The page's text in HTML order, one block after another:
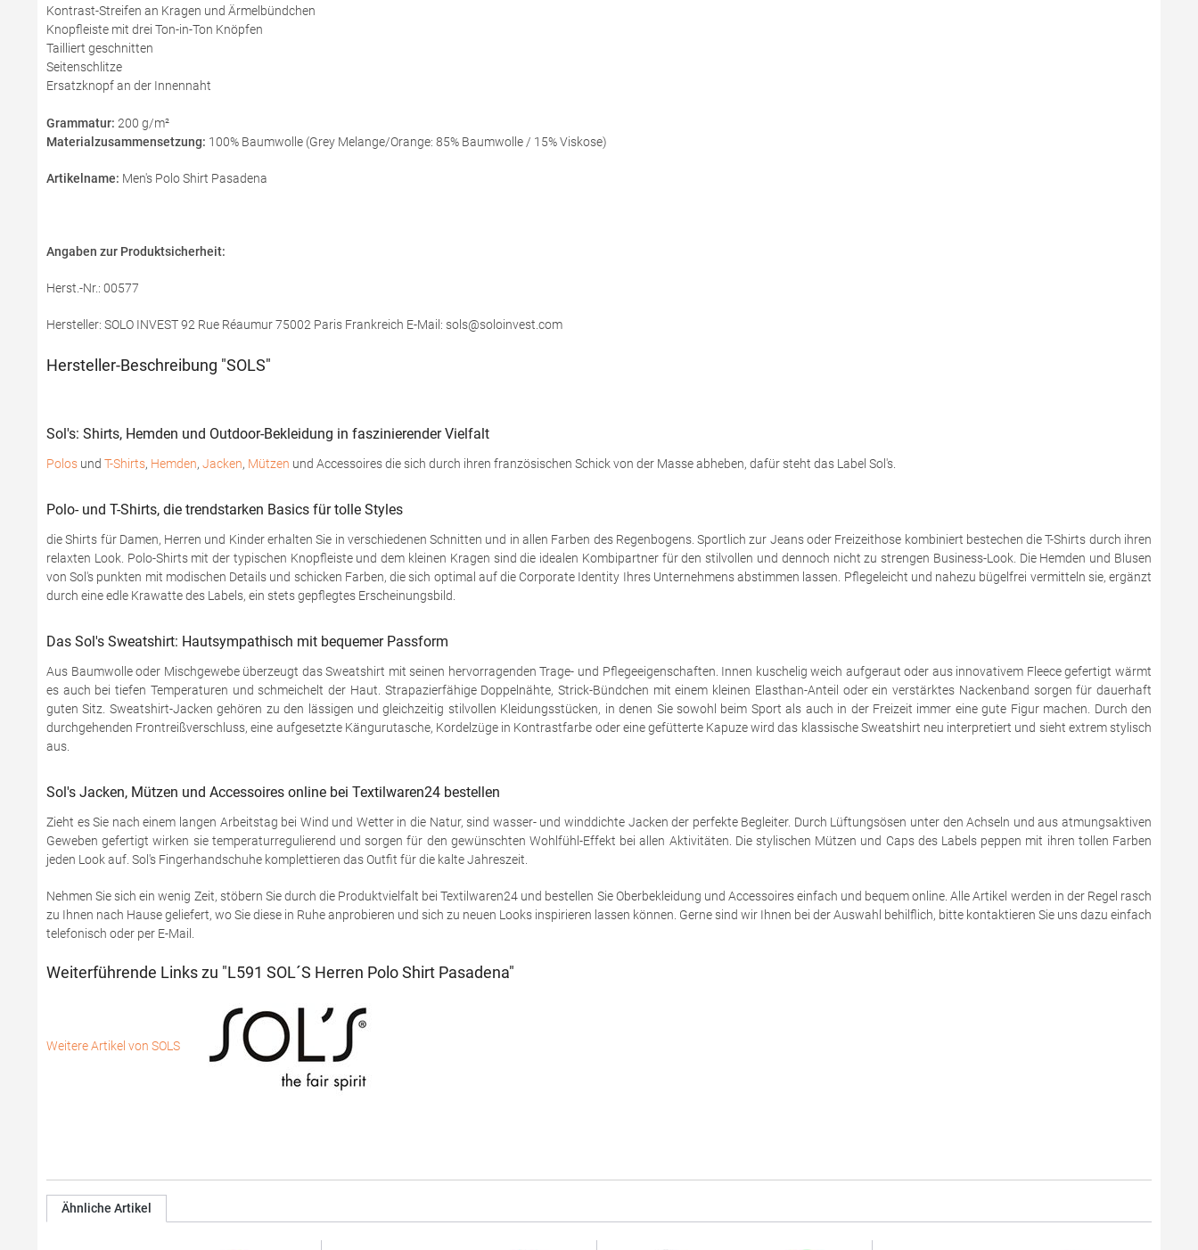
Kontrast-Streifen an Kragen und Ärmelbündchen
Knopfleiste mit drei Ton-in-Ton Knöpfen
Tailliert geschnitten
Seitenschlitze
Ersatzknopf an der Innennaht
Grammatur: 200 g/m²
Materialzusammensetzung: 100% Baumwolle (Grey Melange/Orange: 85% Baumwolle / 15% Viskose)
Artikelname: Men's Polo Shirt Pasadena
Angaben zur Produktsicherheit:
Herst.-Nr.: 00577
Hersteller: SOLO INVEST 92 Rue Réaumur 75002 Paris Frankreich E-Mail: sols@soloinvest.com
Hersteller-Beschreibung "SOLS"
Sol's: Shirts, Hemden und Outdoor-Bekleidung in faszinierender Vielfalt
Polos und T-Shirts, Hemden, Jacken, Mützen und Accessoires die sich durch ihren französischen Schick von der Masse abheben, dafür steht das Label Sol's.
Polo- und T-Shirts, die trendstarken Basics für tolle Styles
die Shirts für Damen, Herren und Kinder erhalten Sie in verschiedenen Schnitten und in allen Farben des Regenbogens. Sportlich zur Jeans oder Freizeithose kombiniert bestechen die T-Shirts durch ihren
relaxten Look. Polo-Shirts mit der typischen Knopfleiste und dem kleinen Kragen sind die idealen Kombipartner für den stilvollen und dennoch nicht zu strengen Business-Look. Die Hemden und Blusen
von Sol's punkten mit modischen Details und schicken Farben, die sich optimal auf die Corporate Identity Ihres Unternehmens abstimmen lassen. Pflegeleicht und nahezu bügelfrei vermitteln sie, ergänzt
durch eine edle Krawatte des Labels, ein stets gepflegtes Erscheinungsbild.
Das Sol's Sweatshirt: Hautsympathisch mit bequemer Passform
Aus Baumwolle oder Mischgewebe überzeugt das Sweatshirt mit seinen hervorragenden Trage- und Pflegeeigenschaften. Innen kuschelig weich aufgeraut oder aus innovativem Fleece gefertigt wärmt
es auch bei tiefen Temperaturen und schmeichelt der Haut. Strapazierfähige Doppelnähte, Strick-Bündchen mit einem kleinen Elasthan-Anteil oder ein verstärktes Nackenband sorgen für dauerhaft
guten Sitz. Sweatshirt-Jacken gehören zu den lässigen und gleichzeitig stilvollen Kleidungsstücken, in denen Sie sowohl beim Sport als auch in der Freizeit immer eine gute Figur machen. Durch den
durchgehenden Frontreißverschluss, eine aufgesetzte Kängurutasche, Kordelzüge in Kontrastfarbe oder eine gefütterte Kapuze wird das klassische Sweatshirt neu interpretiert und sieht extrem stylisch
aus.
Sol's Jacken, Mützen und Accessoires online bei Textilwaren24 bestellen
Zieht es Sie nach einem langen Arbeitstag bei Wind und Wetter in die Natur, sind wasser- und winddichte Jacken der perfekte Begleiter. Durch Lüftungsösen unter den Achseln und aus atmungsaktiven
Geweben gefertigt wirken sie temperaturregulierend und sorgen für den gewünschten Wohlfühl-Effekt bei allen Aktivitäten. Die stylischen Mützen und Caps des Labels peppen mit ihren tollen Farben
jeden Look auf. Sol's Fingerhandschuhe komplettieren das Outfit für die kalte Jahreszeit.
Nehmen Sie sich ein wenig Zeit, stöbern Sie durch die Produktvielfalt bei Textilwaren24 und bestellen Sie Oberbekleidung und Accessoires einfach und bequem online. Alle Artikel werden in der Regel rasch
zu Ihnen nach Hause geliefert, wo Sie diese in Ruhe anprobieren und sich zu neuen Looks inspirieren lassen können. Gerne sind wir Ihnen bei der Auswahl behilflich, bitte kontaktieren Sie uns dazu einfach
telefonisch oder per E-Mail.
Weiterführende Links zu "L591 SOL´S Herren Polo Shirt Pasadena"
Weitere Artikel von SOLS
Ähnliche Artikel